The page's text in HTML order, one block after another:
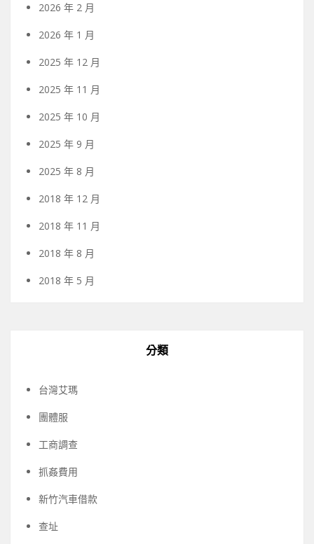
2026 年 2 月
2026 年 1 月
2025 年 12 月
2025 年 11 月
2025 年 10 月
2025 年 9 月
2025 年 8 月
2018 年 12 月
2018 年 11 月
2018 年 8 月
2018 年 5 月
分類
台灣艾瑪
團體服
工商調查
抓姦費用
新竹汽車借款
查址